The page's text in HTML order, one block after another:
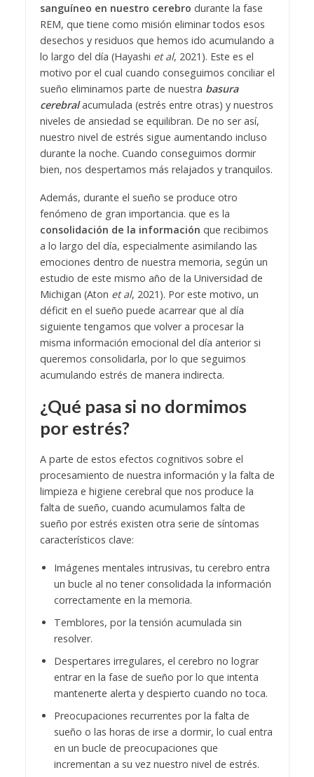
sanguíneo en nuestro cerebro durante la fase
REM, que tiene como misión eliminar todos esos
desechos y residuos que hemos ido acumulando a
lo largo del día (Hayashi et al, 2021). Este es el
motivo por el cual cuando conseguimos conciliar el
sueño eliminamos parte de nuestra basura
cerebralacumulada (estrés entre otras) y nuestros
niveles de ansiedad se equilibran. De no ser así,
nuestro nivel de estrés sigue aumentando incluso
durante la noche. Cuando conseguimos dormir
bien, nos despertamos más relajados y tranquilos.
Además, durante el sueño se produce otro
fenómeno de gran importancia. que es la
consolidación de la información que recibimos
a lo largo del día, especialmente asimilando las
emociones dentro de nuestra memoria, según un
estudio de este mismo año de la Universidad de
Michigan (Aton et al, 2021). Por este motivo, un
déficit en el sueño puede acarrear que al día
siguiente tengamos que volver a procesar la
misma información emocional del día anterior si
queremos consolidarla, por lo que seguimos
acumulando estrés de manera indirecta.
¿Qué pasa si no dormimos
por estrés?
A parte de estos efectos cognitivos sobre el
procesamiento de nuestra información y la falta de
limpieza e higiene cerebral que nos produce la
falta de sueño, cuando acumulamos falta de
sueño por estrés existen otra serie de síntomas
característicos clave:
Imágenes mentales intrusivas, tu cerebro entra
un bucle al no tener consolidada la información
correctamente en la memoria.
Temblores, por la tensión acumulada sin
resolver.
Despertares irregulares, el cerebro no lograr
entrar en la fase de sueño por lo que intenta
mantenerte alerta y despierto cuando no toca.
Preocupaciones recurrentes por la falta de
sueño o las horas de irse a dormir, lo cual entra
en un bucle de preocupaciones que
incrementan a su vez nuestro nivel de estrés.